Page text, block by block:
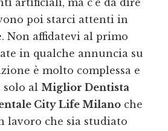
artificiali, ma c’è da dire
poi starci attenti in
Non affidatevi al primo
in qualche annuncia su
è molto complessa e
solo al Miglior Dentista
City Life Milano che
lavoro che sia studiato